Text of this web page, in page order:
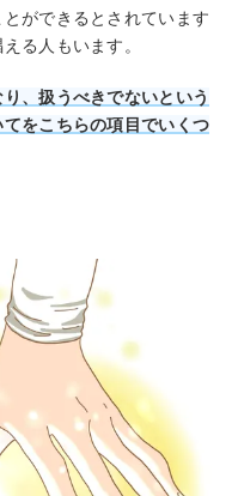
ができるとされています
る人もいます。
、扱うべきでないという
をこちらの項目でいくつ